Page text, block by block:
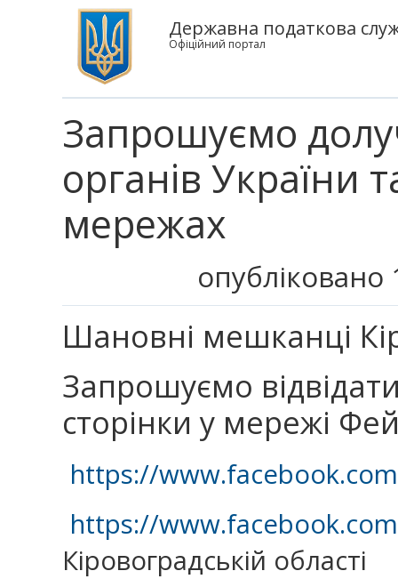
Державна податкова
Офіційний портал
Запрошуємо
органів України
мережах
опубліковано
Шановні мешканці
Запрошуємо
сторінки у мережі
https://
https://
Кіровоградській області